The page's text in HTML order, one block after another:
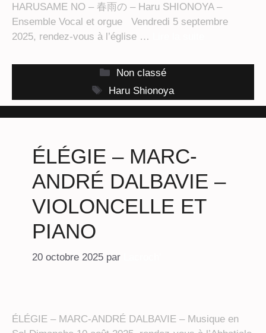
HARUSAME NO – 春雨の – Haru SHIONOYA –
Ensemble Vocal et orgue Vendredi 5 septembre
2025, rendez-vous à l’église …
Catégories
Non classé
Étiquettes
Haru Shionoya
ÉLÉGIE – MARC-
ANDRÉ DALBAVIE –
VIOLONCELLE ET
PIANO
20 octobre 2025 par
ÉLÉGIE – MARC-ANDRÉ DALBAVIE – Musique en